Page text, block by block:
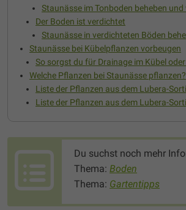
Staunässe im Tonboden beheben und
Der Boden ist verdichtet
Staunässe in verdichteten Böden
Staunässe bei Kübelpflanzen vorbeugen
So sorgst du für Drainage im Kübel
Welche Pflanzen bei Staunässe pflanzen?
Liste der Pflanzen aus dem Lubera-
Liste der Pflanzen aus dem Lubera-
Du suchst noch mehr
Thema: Boden
Thema: Gartentipps